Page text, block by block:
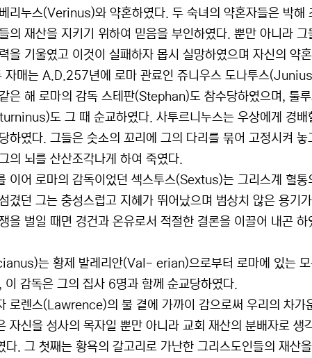
리누스(Verinus)와 약혼하였다. 두 숙녀의 약혼자들은 박해
의 재산을 지키기 위하여 믿음을 부인하였다. 뿐만 아니라
을 기울였고 이것이 실패하자 몹시 실망하였으며 자신의 약
자매는 A.D.257년에 로마 관료인 쥬니우스 도나투스
은 해 로마의 감독 스테판(Stephan)도 참수당하였으며, 툴
도 그 때 순교하였다. 사투르니누스는 우상에게 경
하였다. 그들은 숫소의 꼬리에 그의 다리를 묶어 고정시켜
의 뇌를 산산조각나게 하여 죽였다.
이어 로마의 감독이었던 섹스투스(Sextus)는 그리스계 혈
겼던 그는 충성스럽고 지혜가 뛰어났으며 범상치 않은 용기
을 벌일 때면 경건과 온유로서 적절한 결론을 이끌어 내곤
는 황제 발레리안(Val- erian)으로부터 로마에 있는 모
이 감독은 그의 집사 6명과 함께 순교당하였다.
로렌스(Lawrence)의 불 곁에 가까이 감으로써 우리의 차가
자신을 성사의 목자일 뿐만 아니라 교회 재산의 분배자로 생
다. 그 첫째는 황욕의 갈고리로 가난한 그리스도인들의 재산